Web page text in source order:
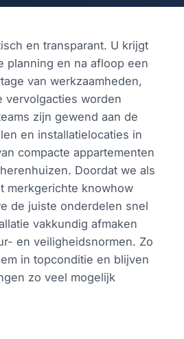
en transparant. U krijgt
planning en na afloop een
van werkzaamheden,
vervolgacties worden
zijn gewend aan de
en installatielocaties in
compacte appartementen
Doordat we als
merkgerichte knowhow
de juiste onderdelen snel
vakkundig afmaken
en veiligheidsnormen. Zo
in topconditie en blijven
zo veel mogelijk